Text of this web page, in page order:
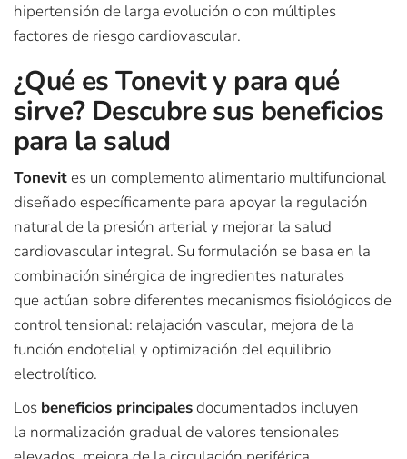
hipertensión de larga evolución o con múltiples
factores de riesgo cardiovascular.
¿Qué es Tonevit y para qué
sirve? Descubre sus beneficios
para la salud
Tonevites un complemento alimentario multifuncional
diseñado específicamente para apoyar la regulación
natural de la presión arterial y mejorar la salud
cardiovascular integral. Su formulación se basa en la
combinación sinérgica de ingredientes naturales
que actúan sobre diferentes mecanismos fisiológicos de
control tensional: relajación vascular, mejora de la
función endotelial y optimización del equilibrio
electrolítico.​
Los beneficios principalesdocumentados incluyen
la normalización gradual de valores tensionales